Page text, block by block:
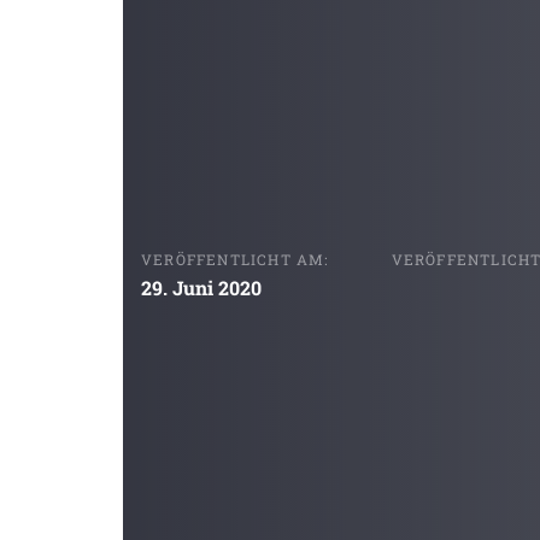
VERÖFFENTLICHT AM:
29. Juni 2020